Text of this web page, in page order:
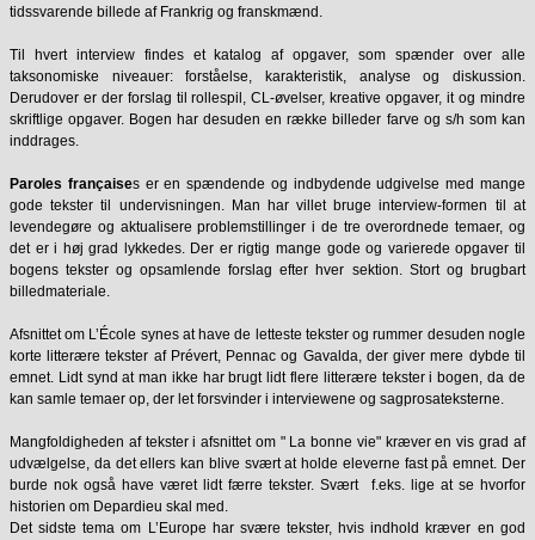
tidssvarende billede af Frankrig og franskmænd.
Til hvert interview findes et katalog af opgaver, som spænder over alle
taksonomiske niveauer: forståelse, karakteristik, analyse og diskussion.
Derudover er der forslag til rollespil, CL-øvelser, kreative opgaver, it og mindre
skriftlige opgaver. Bogen har desuden en række billeder farve og s/h som kan
inddrages.
Paroles françaises er en spændende og indbydende udgivelse med mange
gode tekster til undervisningen. Man har villet bruge interview-formen til at
levendegøre og aktualisere problemstillinger i de tre overordnede temaer, og
det er i høj grad lykkedes. Der er rigtig mange gode og varierede opgaver til
bogens tekster og opsamlende forslag efter hver sektion. Stort og brugbart
billedmateriale.
Afsnittet om L’École synes at have de letteste tekster og rummer desuden nogle
korte litterære tekster af Prévert, Pennac og Gavalda, der giver mere dybde til
emnet. Lidt synd at man ikke har brugt lidt flere litterære tekster i bogen, da de
kan samle temaer op, der let forsvinder i interviewene og sagprosateksterne.
Mangfoldigheden af tekster i afsnittet om " La bonne vie" kræver en vis grad af
udvælgelse, da det ellers kan blive svært at holde eleverne fast på emnet. Der
burde nok også have været lidt færre tekster. Svært f.eks. lige at se hvorfor
historien om Depardieu skal med.
Det sidste tema om L’Europe har svære tekster, hvis indhold kræver en god